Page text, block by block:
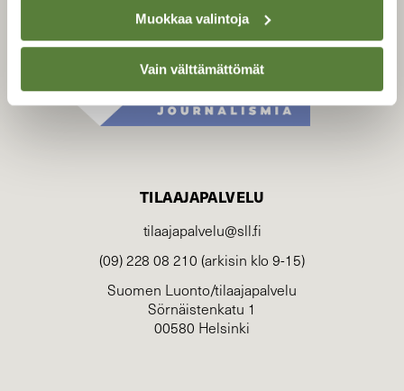
Muokkaa valintoja
Vain välttämättömät
TILAAJAPALVELU
tilaajapalvelu@sll.fi
(09) 228 08 210 (arkisin klo 9-15)
Suomen Luonto/tilaajapalvelu
Sörnäistenkatu 1
00580 Helsinki